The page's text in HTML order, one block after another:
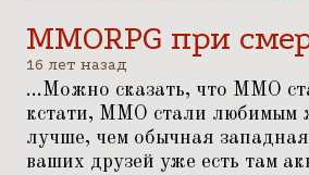
MMORPG при
16 лет назад
...Можно сказать, что ММО
кстати, ММО стали любимым
лучше, чем обычная
ваших друзей уже есть там